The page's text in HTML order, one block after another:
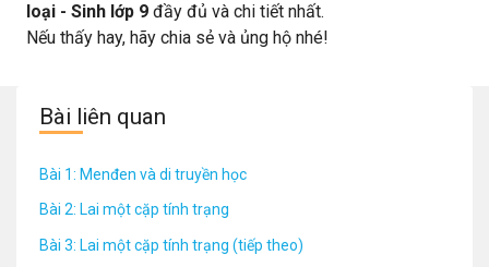
loại - Sinh lớp 9 đầy đủ và chi tiết nhất.
Nếu thấy hay, hãy chia sẻ và ủng hộ nhé!
Bài liên quan
Bài 1: Menđen và di truyền học
Bài 2: Lai một cặp tính trạng
Bài 3: Lai một cặp tính trạng (tiếp theo)